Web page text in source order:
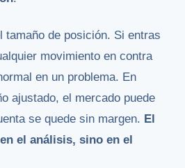
tamaño de posición. Si entras
movimiento en contra
en un problema. En
ajustado, el mercado puede
se quede sin margen. El
el análisis, sino en el